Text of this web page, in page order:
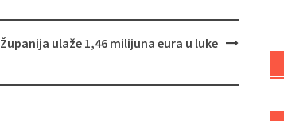
Županija ulaže 1,46 milijuna eura u luke